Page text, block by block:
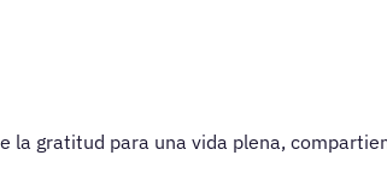
la gratitud para una vida plena,